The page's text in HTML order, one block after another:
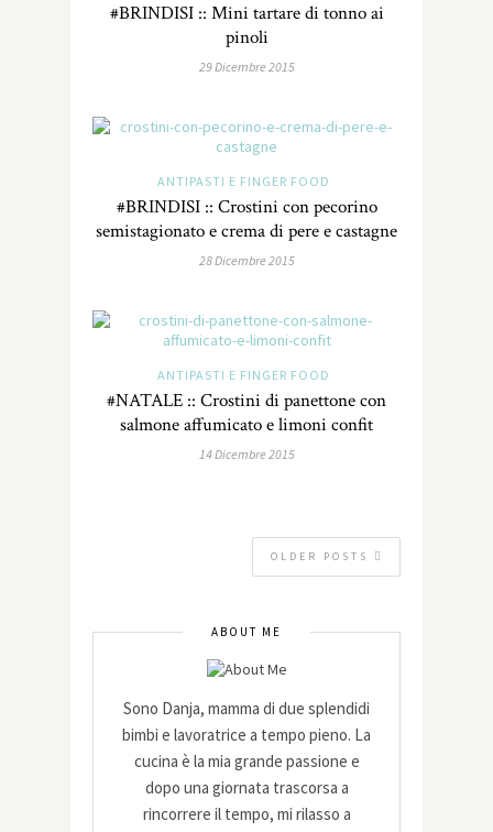
#BRINDISI :: Mini tartare di tonno ai
pinoli
29 Dicembre 2015
ANTIPASTI E FINGER FOOD
#BRINDISI :: Crostini con pecorino
semistagionato e crema di pere e castagne
28 Dicembre 2015
ANTIPASTI E FINGER FOOD
#NATALE :: Crostini di panettone con
salmone affumicato e limoni confit
14 Dicembre 2015
OLDER POSTS
ABOUT ME
Sono Danja, mamma di due splendidi
bimbi e lavoratrice a tempo pieno. La
cucina è la mia grande passione e
dopo una giornata trascorsa a
rincorrere il tempo, mi rilasso a